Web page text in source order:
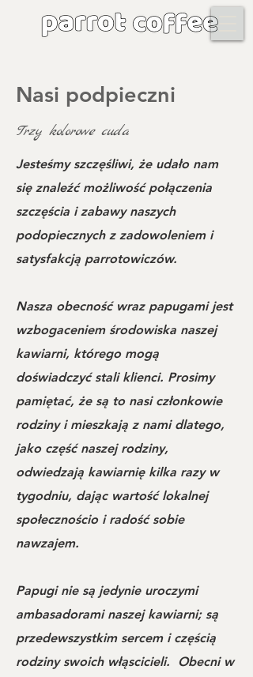
Nasi podpieczni
Trzy kolorowe cuda
Jesteśmy szczęśliwi, że udało nam
się znaleźć możliwość połączenia
szczęścia i zabawy naszych
podopiecznych z zadowoleniem i
satysfakcją parrotowiczów​.
Nasza obecność wraz papugami jest
wzbogaceniem środowiska naszej
kawiarni, którego mogą
doświadczyć stali klienci. Prosimy
pamiętać, że są to nasi członkowie
rodziny i mieszkają z nami dlatego,
jako część naszej rodziny,
odwiedzają kawiarnię kilka razy w
tygodniu, dając wartość lokalnej
społecznościo i radość sobie
nawzajem.
Papugi nie są jedynie uroczymi
ambasadorami naszej kawiarni; są
przedewszystkim sercem i częścią
rodziny swoich włąscicieli. Obecni w